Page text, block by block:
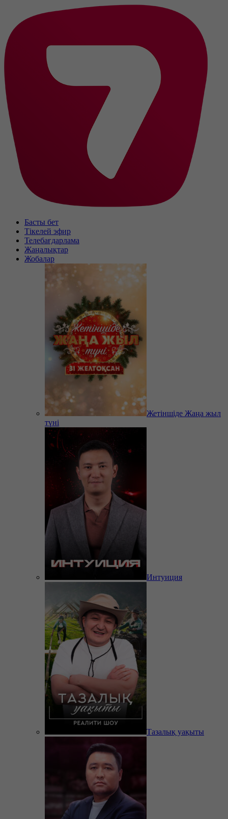
Басты бет
Тікелей эфир
Телебағдарлама
Жаңалықтар
Жобалар
Жетіншіде Жаңа жыл
түні
Интуиция
Тазалық уақыты